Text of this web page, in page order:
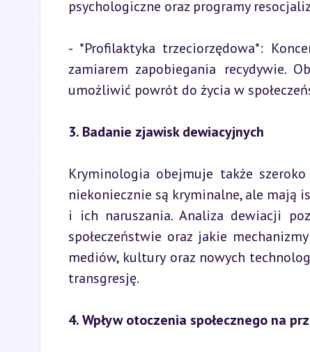
psychologiczne oraz programy
- *Profilaktyka trzeciorzędowa*:
zamiarem zapobiegania recydywie.
umożliwić powrót do życia w
3. Badanie zjawisk dewiacyjnych
Kryminologia obejmuje także
niekoniecznie są kryminalne, ale mają
i ich naruszania. Analiza dewiacji
społeczeństwie oraz jakie
mediów, kultury oraz nowych
transgresję.
4. Wpływ otoczenia społecznego na